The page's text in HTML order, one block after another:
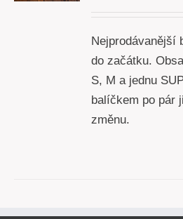
Nejprodávanější
do začátku.
S, M a jednu
balíčkem po pár
změnu.